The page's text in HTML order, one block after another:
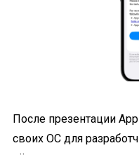
После презентации
своих ОС для